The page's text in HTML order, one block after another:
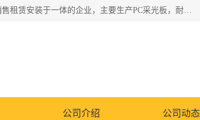
郑州鑫纵建材有限公司供应阳光板，彩钢板，彩钢钢构工程是一家集生产销售租赁安装于一体的企业，主要生产PC采光板，耐力板，仿古琉璃采光板，岩棉板、彩钢压型板、镀锌压型板、桁架楼承板，C、Z型钢檩条、围挡板、轻钢结构，阳光温室大棚等新型建材产品。公司旗下有多台移动式高空压瓦机租赁，承接全国各地业务，专业对外租赁各种型号压瓦机。
公司介绍 公司动态